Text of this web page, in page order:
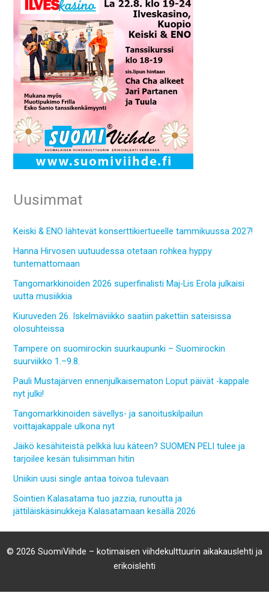
Uusimmat
Keiski & ENO lähtevät konserttikiertueelle tammikuussa 2027!
Hanna Hirvosen uutuudessa otetaan rohkea hyppy
tuntemattomaan
Tangomarkkinoiden 2026 superfinalisti Maj-Lis Erola julkaisi
uutta musiikkia
Kiuruveden 26. Iskelmäviikko saatiin pakettiin sateisissa
olosuhteissa
Tampere on suomirockin suurkaupunki – Suomirockin
suurviikko 1.–9.8.
Pauli Mustajärven ennenjulkaisematon Loput päivät -kappale
nyt julki!
Tangomarkkinoiden sävellys- ja sanoituskilpailun
voittajakappale ulkona nyt
Jäikö kesähiteistä pelkkä luu käteen? SUOMEN PELI tulee ja
tarjoilee kesän tulisimman hitin
Uniikin uusi single antaa toivoa tulevaan
Sointien Kalasatama tuo jazzia, runoutta ja
jättiläiskäsinukkeja Kalasatamaan kesällä 2026
© 2026 SuomiViihde – kotimaisen viihdekulttuurin aikakauslehti ja
erikoislehti